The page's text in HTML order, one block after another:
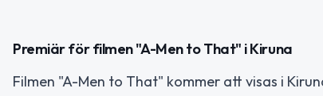
Premiär för filmen "A-Men to That" i Kiruna
Filmen "A-Men to That" kommer att visas i